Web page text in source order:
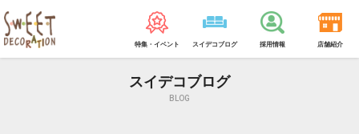
特集・イベント スイデコブログ 採用情報 店舗紹介
スイデコブログ
BLOG